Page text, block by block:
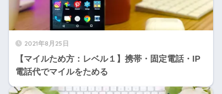
2021年8月25日
【マイルため方：レベル１】携帯・固定電話・IP
電話代でマイルをためる